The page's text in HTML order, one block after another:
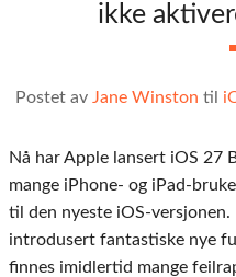
ikke
Postet av Jane Winston til
Nå har Apple lansert iOS 27
mange iPhone- og iPad-
til den nyeste iOS-
introdusert fantastiske nye
finnes imidlertid mange